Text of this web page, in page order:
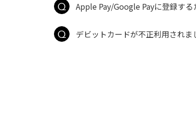
Apple Pay/Google Payに登録す
デビットカードが不正利用されま